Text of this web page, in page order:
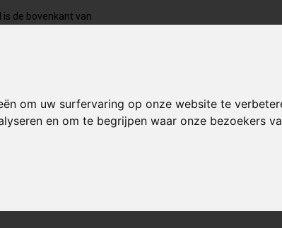
om uw surfervaring op onze website te
en om te begrijpen waar onze bezoekers
de bovenkant van